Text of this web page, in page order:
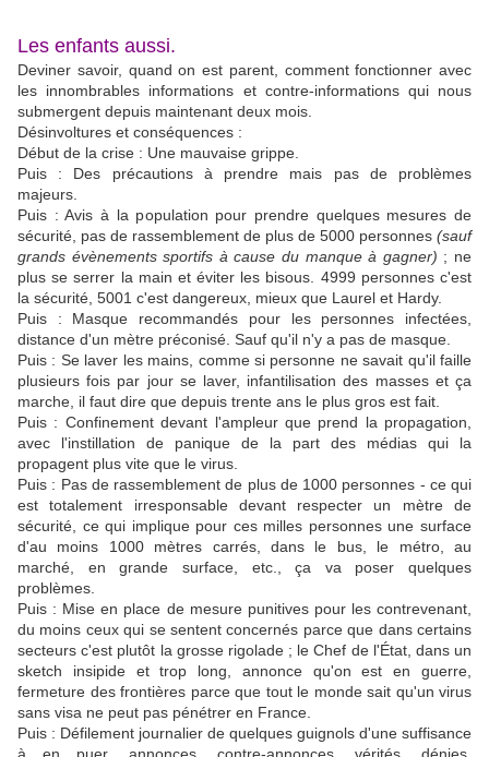
Les enfants aussi.
Deviner savoir, quand on est parent, comment fonctionner avec
les innombrables informations et contre-informations qui nous
submergent depuis maintenant deux mois.
Désinvoltures et conséquences :
Début de la crise : Une mauvaise grippe.
Puis : Des précautions à prendre mais pas de problèmes
majeurs.
Puis : Avis à la population pour prendre quelques mesures de
sécurité, pas de rassemblement de plus de 5000 personnes (sauf
grands évènements sportifs à cause du manque à gagner) ; ne
plus se serrer la main et éviter les bisous. 4999 personnes c'est
la sécurité, 5001 c'est dangereux, mieux que Laurel et Hardy.
Puis : Masque recommandés pour les personnes infectées,
distance d'un mètre préconisé. Sauf qu'il n'y a pas de masque.
Puis : Se laver les mains, comme si personne ne savait qu'il faille
plusieurs fois par jour se laver, infantilisation des masses et ça
marche, il faut dire que depuis trente ans le plus gros est fait.
Puis : Confinement devant l'ampleur que prend la propagation,
avec l'instillation de panique de la part des médias qui la
propagent plus vite que le virus.
Puis : Pas de rassemblement de plus de 1000 personnes - ce qui
est totalement irresponsable devant respecter un mètre de
sécurité, ce qui implique pour ces milles personnes une surface
d'au moins 1000 mètres carrés, dans le bus, le métro, au
marché, en grande surface, etc., ça va poser quelques
problèmes.
Puis : Mise en place de mesure punitives pour les contrevenant,
du moins ceux qui se sentent concernés parce que dans certains
secteurs c'est plutôt la grosse rigolade ; le Chef de l'État, dans un
sketch insipide et trop long, annonce qu'on est en guerre,
fermeture des frontières parce que tout le monde sait qu'un virus
sans visa ne peut pas pénétrer en France.
Puis : Défilement journalier de quelques guignols d'une suffisance